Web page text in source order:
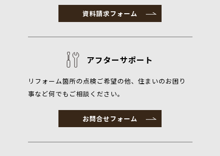
資料請求フォーム
アフターサポート
リフォーム箇所の点検ご希望の他、住まいのお困り
事など何でもご相談ください。
お問合せフォーム